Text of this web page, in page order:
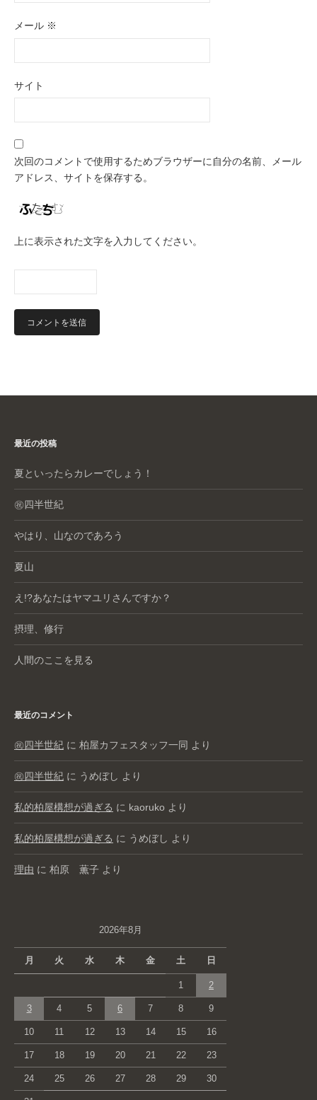
メール ※
サイト
次回のコメントで使用するためブラウザーに自分の名前、メール
アドレス、サイトを保存する。
上に表示された文字を入力してください。
最近の投稿
夏といったらカレーでしょう！
㊗️四半世紀
やはり、山なのであろう
夏山
え!?あなたはヤマユリさんですか？
摂理、修行
人間のここを見る
最近のコメント
㊗️四半世紀 に 柏屋カフェスタッフ一同 より
㊗️四半世紀 に うめぼし より
私的柏屋構想が過ぎる に kaoruko より
私的柏屋構想が過ぎる に うめぼし より
理由 に 柏原 薫子 より
2026年8月
月 火 水 木 金 土 日
1 2
3 4 5 6 7 8 9
10 11 12 13 14 15 16
17 18 19 20 21 22 23
24 25 26 27 28 29 30